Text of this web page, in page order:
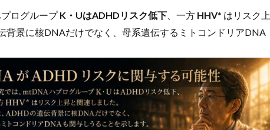
ログループK・UはADHDリスク低下 、一方 HHV* はリスク上
背景に核DNAだけでなく、母系遺伝するミトコンドリアDNA